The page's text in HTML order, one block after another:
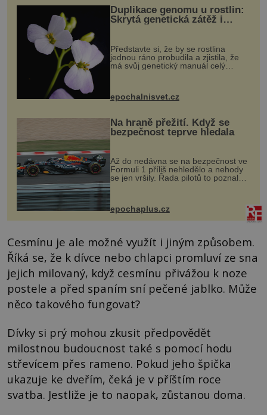
Duplikace genomu u rostlin:
Skrytá genetická zátěž i
Představte si, že by se rostlina
jednou ráno probudila a zjistila, že
má svůj genetický manuál celý
vstupenka...
epochalnisvet.cz
Na hraně přežití. Když se
bezpečnost teprve hledala
Až do nedávna se na bezpečnost ve
Formuli 1 příliš nehledělo a nehody
se jen vršily. Řada pilotů to poznala
na vlastní kůži, často s trvalými
následky nebo bohužel i ztrátou
života. Dnes nepochopiteln...
epochaplus.cz
Cesmínu je ale možné využít i jiným způsobem.
Říká se, že k dívce nebo chlapci promluví ze sna
jejich milovaný, když cesmínu přivážou k noze
postele a před spaním sní pečené jablko. Může
něco takového fungovat?
Dívky si prý mohou zkusit předpovědět
milostnou budoucnost také s pomocí hodu
střevícem přes rameno. Pokud jeho špička
ukazuje ke dveřím, čeká je v příštím roce
svatba. Jestliže je to naopak, zůstanou doma.